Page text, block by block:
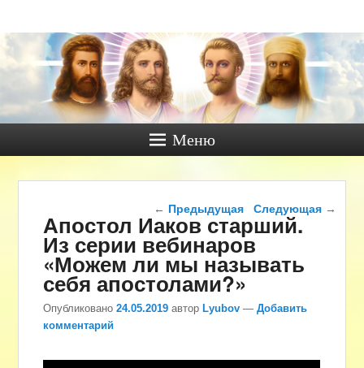
Меню
Навигация по записям
← Предыдущая Следующая →
Апостол Иаков старший.
Из серии вебинаров
«Можем ли мы называть
себя апостолами?»
Опубликовано24.05.2019 авторLyubov —Добавить
комментарий